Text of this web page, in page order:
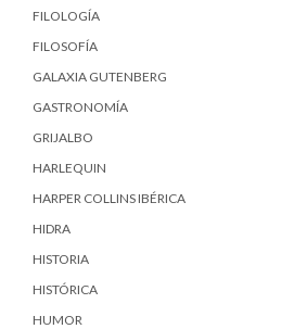
FILOLOGÍA
FILOSOFÍA
GALAXIA GUTENBERG
GASTRONOMÍA
GRIJALBO
HARLEQUIN
HARPER COLLINS IBÉRICA
HIDRA
HISTORIA
HISTÓRICA
HUMOR